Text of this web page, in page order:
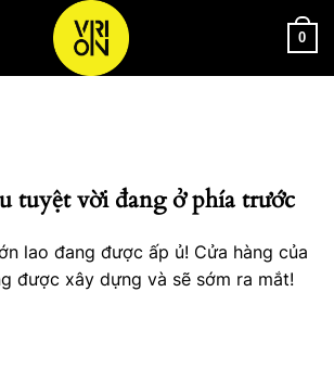
0
tuyệt vời đang ở phía trước
lao đang được ấp ủ! Cửa hàng của
được xây dựng và sẽ sớm ra mắt!